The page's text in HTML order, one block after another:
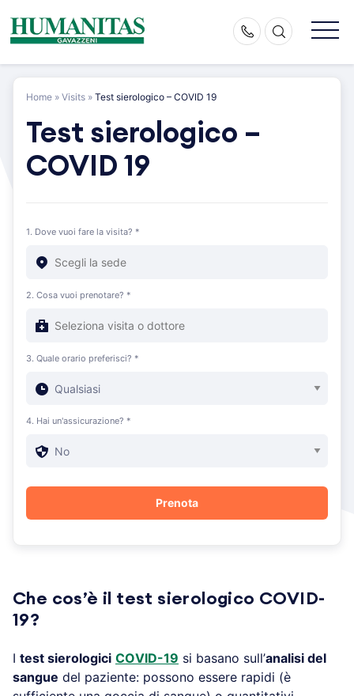
content
Home » Visits » Test sierologico – COVID 19
Test sierologico –
COVID 19
1. Dove vuoi fare la visita? *
2. Cosa vuoi prenotare? *
3. Quale orario preferisci? *
4. Hai un'assicurazione? *
Che cos’è il test sierologico COVID-
19?
I test sierologici COVID-19 si basano sull’analisi del
sangue del paziente: possono essere rapidi (è